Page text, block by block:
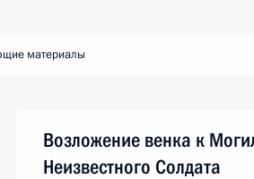
материалы
Возложение венка к
Неизвестного Солдата